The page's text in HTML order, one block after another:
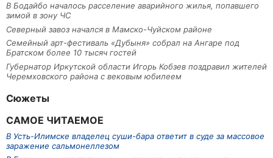
В Бодайбо началось расселение аварийного жилья, попавшего
зимой в зону ЧС
Северный завоз начался в Мамско-Чуйском районе
Семейный арт-фестиваль «Дубыня» собрал на Ангаре под
Братском более 10 тысяч гостей
Губернатор Иркутской области Игорь Кобзев поздравил жителей
Черемховского района с вековым юбилеем
Сюжеты
САМОЕ ЧИТАЕМОЕ
В Усть-Илимске владелец суши-бара ответит в суде за массовое
заражение сальмонеллезом